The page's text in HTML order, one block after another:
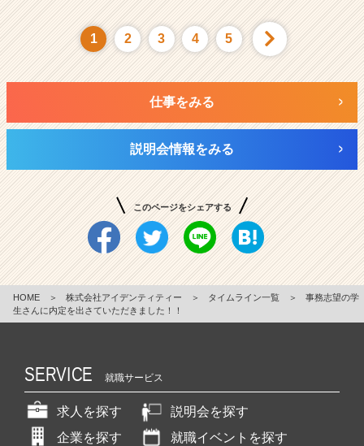
1 2 3 4 5
仕事をみる
説明会情報をみる
このページをシェアする
HOME ＞ 株式会社アイデンティティー ＞ タイムライン一覧 ＞
事務志望の学
生さんに内定を出さていただきました！！
SERVICE 就職サービス
求人を探す
説明会を探す
企業を探す
就職イベントを探す